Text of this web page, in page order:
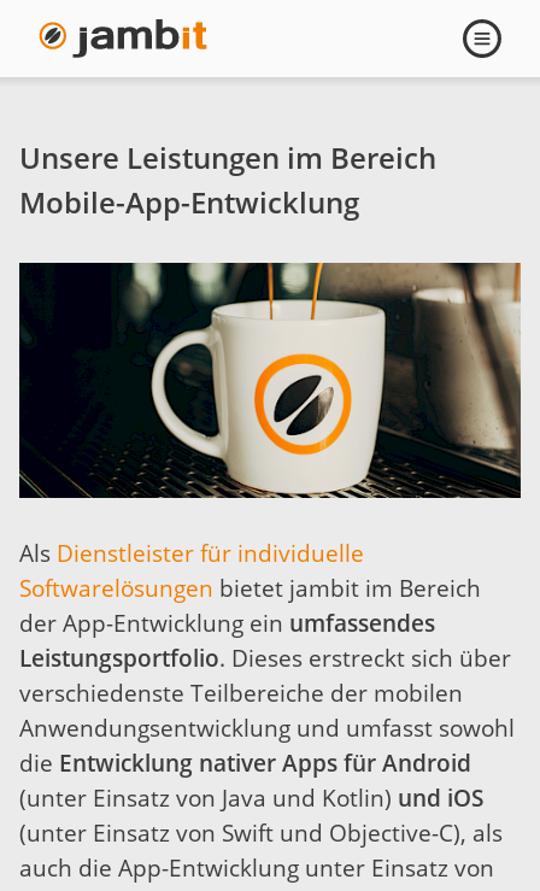
Mobile-
App-
Entwicklung
öffnen
Unsere Leistungen im Bereich
Mobile-App-Entwicklung
Als Dienstleister für individuelle
Softwarelösungen bietet jambit im Bereich
der App-Entwicklung ein umfassendes
Leistungsportfolio. Dieses erstreckt sich über
verschiedenste Teilbereiche der mobilen
Anwendungsentwicklung und umfasst sowohl
die Entwicklung nativer Apps für Android
(unter Einsatz von Java und Kotlin) und iOS
(unter Einsatz von Swift und Objective-C), als
auch die App-Entwicklung unter Einsatz von